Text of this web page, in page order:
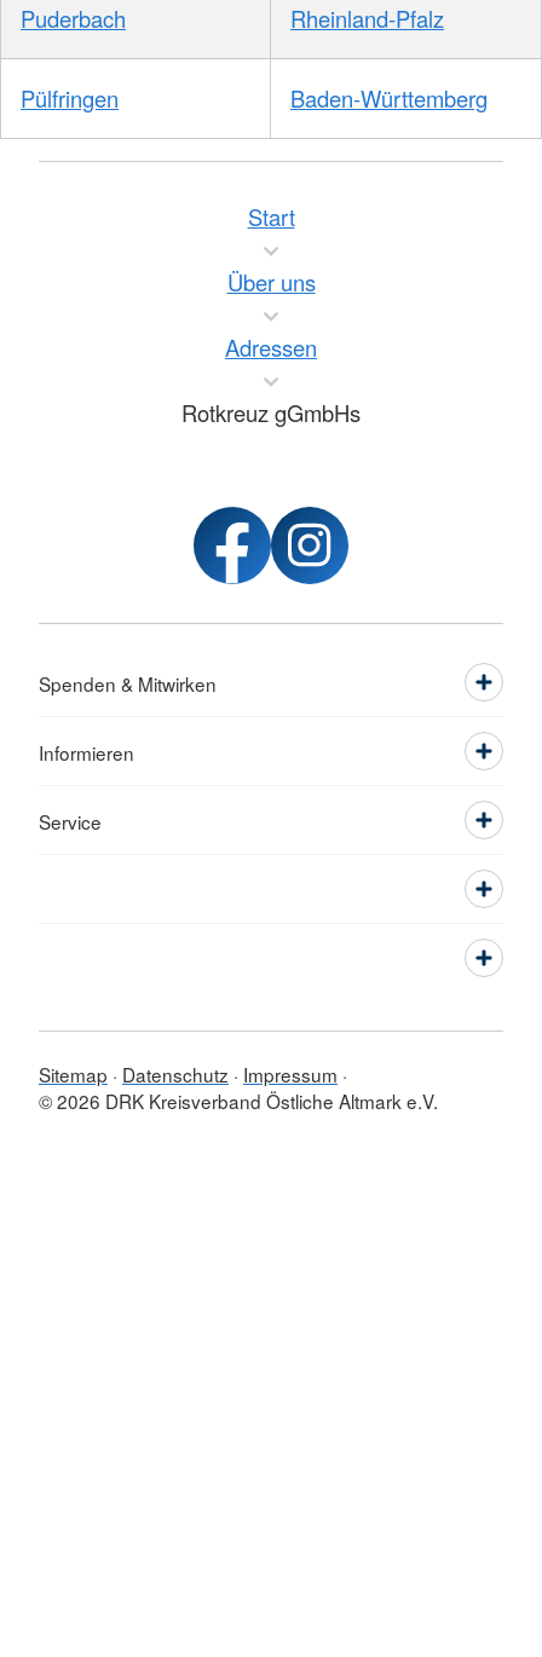
Puderbach Rheinland-Pfalz
Pülfringen Baden-Württemberg
Start
Über uns
Adressen
Rotkreuz gGmbHs
Spenden & Mitwirken
Informieren
Service
Sitemap Datenschutz
Impressum
© 2026 DRK Kreisverband Östliche Altmark e.V.